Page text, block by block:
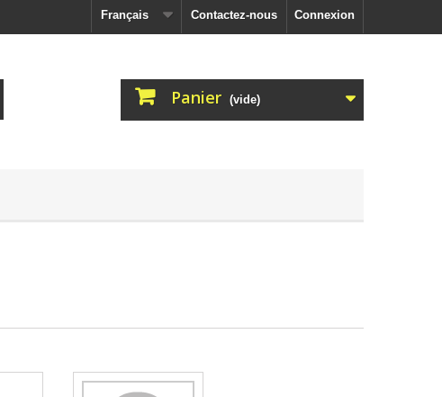
Connexion
Contactez-nous
Français
Panier (vide)